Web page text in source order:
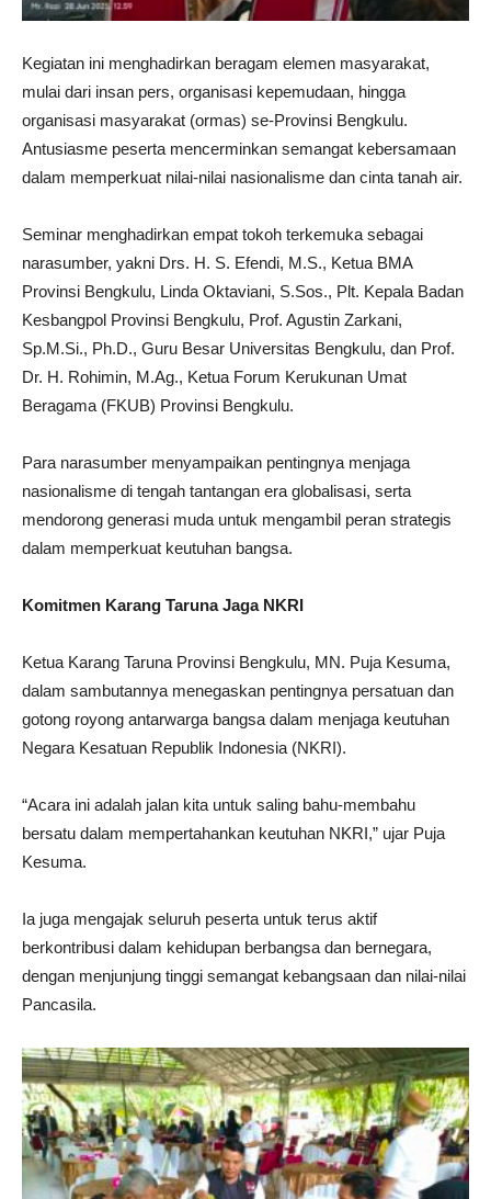
Kegiatan ini menghadirkan beragam elemen masyarakat,
mulai dari insan pers, organisasi kepemudaan, hingga
organisasi masyarakat (ormas) se-Provinsi Bengkulu.
Antusiasme peserta mencerminkan semangat kebersamaan
dalam memperkuat nilai-nilai nasionalisme dan cinta tanah air.
Seminar menghadirkan empat tokoh terkemuka sebagai
narasumber, yakni Drs. H. S. Efendi, M.S., Ketua BMA
Provinsi Bengkulu, Linda Oktaviani, S.Sos., Plt. Kepala Badan
Kesbangpol Provinsi Bengkulu, Prof. Agustin Zarkani,
Sp.M.Si., Ph.D., Guru Besar Universitas Bengkulu, dan Prof.
Dr. H. Rohimin, M.Ag., Ketua Forum Kerukunan Umat
Beragama (FKUB) Provinsi Bengkulu.
Para narasumber menyampaikan pentingnya menjaga
nasionalisme di tengah tantangan era globalisasi, serta
mendorong generasi muda untuk mengambil peran strategis
dalam memperkuat keutuhan bangsa.
Komitmen Karang Taruna Jaga NKRI
Ketua Karang Taruna Provinsi Bengkulu, MN. Puja Kesuma,
dalam sambutannya menegaskan pentingnya persatuan dan
gotong royong antarwarga bangsa dalam menjaga keutuhan
Negara Kesatuan Republik Indonesia (NKRI).
“Acara ini adalah jalan kita untuk saling bahu-membahu
bersatu dalam mempertahankan keutuhan NKRI,” ujar Puja
Kesuma.
Ia juga mengajak seluruh peserta untuk terus aktif
berkontribusi dalam kehidupan berbangsa dan bernegara,
dengan menjunjung tinggi semangat kebangsaan dan nilai-nilai
Pancasila.